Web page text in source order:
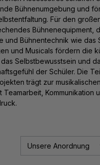
Bühnenumgebung und
Für den
Bühnenequipment,
und Bühnentechnik wie das
und Musicals fördern die
Selbstbewusstsein und
der Schüler. Die
trägt zur
Teamarbeit, Kommunikation